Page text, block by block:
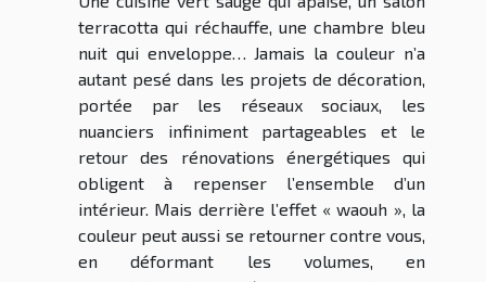
terracotta qui réchauffe, une chambre bleu
nuit qui enveloppe… Jamais la couleur n’a
autant pesé dans les projets de décoration,
portée par les réseaux sociaux, les
nuanciers infiniment partageables et le
retour des rénovations énergétiques qui
obligent à repenser l’ensemble d’un
intérieur. Mais derrière l’effet « waouh », la
couleur peut aussi se retourner contre vous,
en déformant les volumes, en